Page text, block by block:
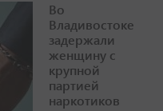
Во
Владивостоке
задержали
женщину с
крупной
партией
наркотиков